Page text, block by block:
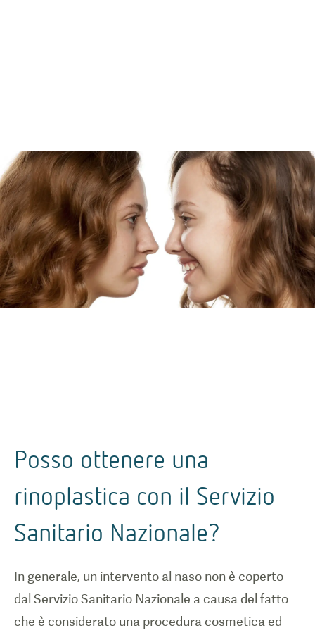
Posso ottenere una
rinoplastica con il Servizio
Sanitario Nazionale?
In generale, un intervento al naso non è coperto
dal Servizio Sanitario Nazionale a causa del fatto
che è considerato una procedura cosmetica ed